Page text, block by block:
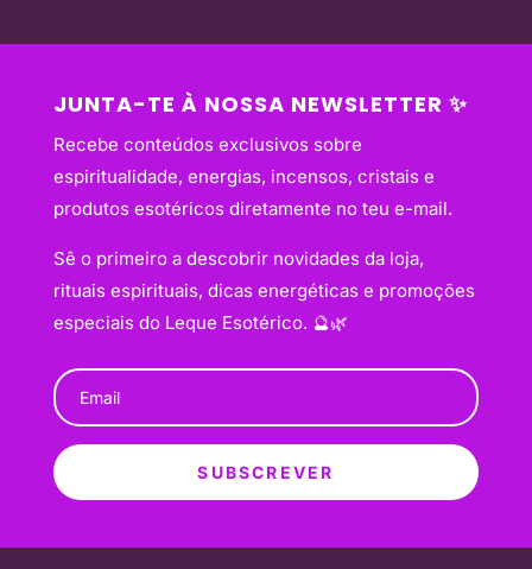
JUNTA-TE À NOSSA NEWSLETTER ✨
Recebe conteúdos exclusivos sobre
espiritualidade, energias, incensos, cristais e
produtos esotéricos diretamente no teu e-mail.
Sê o primeiro a descobrir novidades da loja,
rituais espirituais, dicas energéticas e promoções
especiais do Leque Esotérico. 🔮🌿
SUBSCREVER